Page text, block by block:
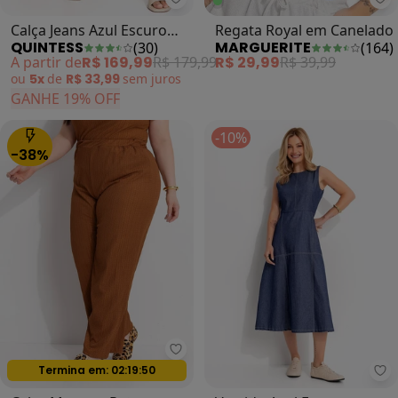
Quintess - Calça Jeans Azul
Calça Jeans Azul Escuro
em Jeans
QUINTESS (30)
A partir deR$ 169,99R$ 179,99
ou 5x de R$ 33,99 sem juros
GANHE 19% OFF
Regata Royal em Canelado
MARGUERITE (164)
R$ 29,99R$ 39,99
-38%
Marguerite - Calça Marrom Reta
Oferta relâmpago
Termina em: 02:19:47
-10%